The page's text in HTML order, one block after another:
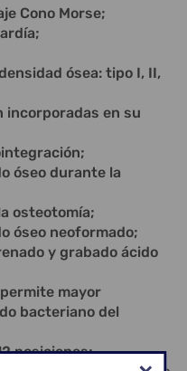
Cono Morse;
ósea: tipo I, II,
incorporadas en su
óseo durante la
osteotomía;
óseo neoformado;
y grabado ácido
mayor
bacteriano del
posiciones;